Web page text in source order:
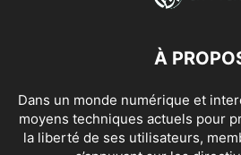
À
Dans un monde numérique et
moyens techniques actuels pour
la liberté de ses utilisateurs,